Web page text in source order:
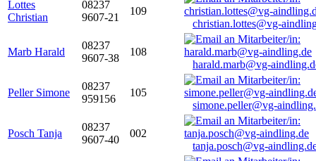
Lottes
Christian
08237
9607-21
109
christian.lottes@vg-
Marb Harald
08237
9607-38
108
harald.marb@vg-
Peller Simone
08237
959156
105
simone.peller@vg-
Posch Tanja
08237
9607-40
002
tanja.posch@vg-